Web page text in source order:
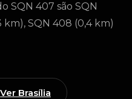
SQN 407 são SQN
km), SQN 408 (0,4 km)
Ver Brasília